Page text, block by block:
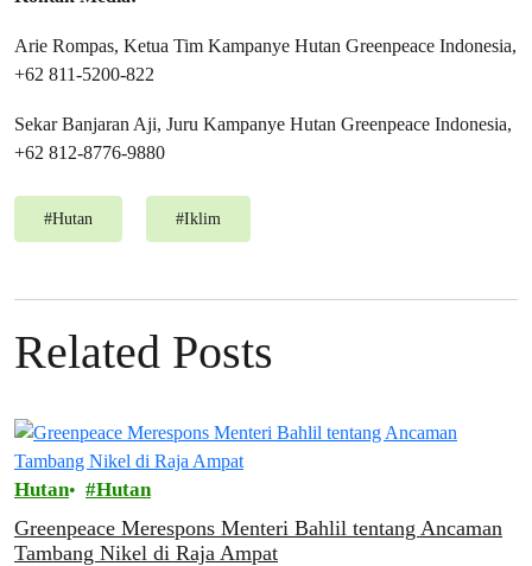
Arie Rompas, Ketua Tim Kampanye Hutan Greenpeace Indonesia,
+62 811-5200-822
Sekar Banjaran Aji, Juru Kampanye Hutan Greenpeace Indonesia,
+62 812-8776-9880
#Hutan #Iklim
Related Posts
Hutan Hutan
Greenpeace Merespons Menteri Bahlil tentang Ancaman
Tambang Nikel di Raja Ampat